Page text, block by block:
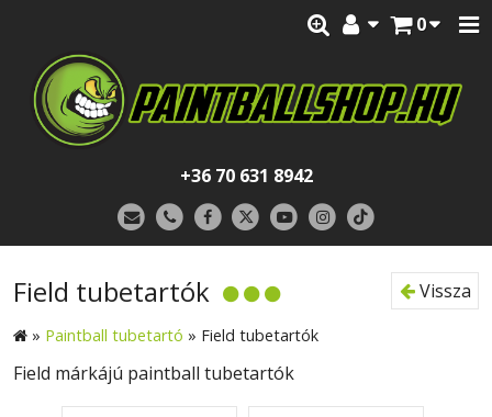
0
+36 70 631 8942
Vissza
Field tubetartók
» Paintball tubetartó » Field tubetartók
Field márkájú paintball tubetartók